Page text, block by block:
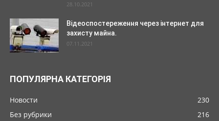
28.10.2021
Відеоспостереження через інтернет для
захисту майна.
07.11.2021
ПОПУЛЯРНА КАТЕГОРІЯ
Новости
230
Без рубрики
216